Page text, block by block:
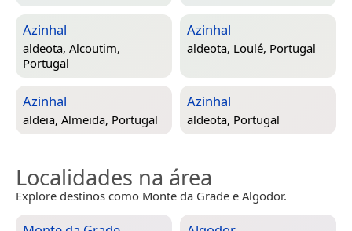
Azinhal
aldeota, Alcoutim,
Portugal
Azinhal
aldeota, Loulé, Portugal
Azinhal
aldeia, Almeida, Portugal
Azinhal
aldeota, Portugal
Localidades na área
Explore destinos como Monte da Grade e Algodor.